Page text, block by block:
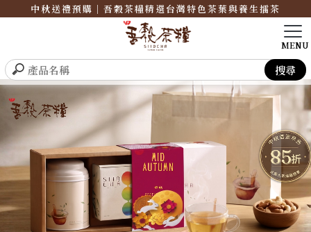
中秋送禮預購｜吾穀茶糧精選台灣特色茶葉與養生擂茶